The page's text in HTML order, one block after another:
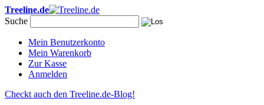
Treeline.de
Suche
Mein Benutzerkonto
Mein Warenkorb
Zur Kasse
Anmelden
Checkt auch den Treeline.de-Blog!